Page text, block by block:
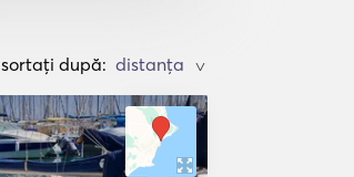
sortați după: >